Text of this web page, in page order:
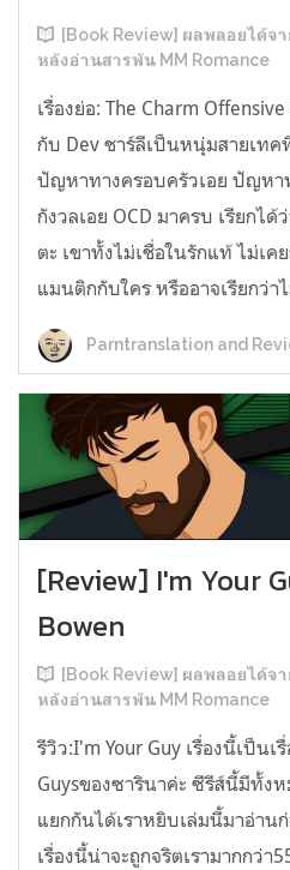
[Book Review] ผลพลอยได้จ
หลังอ่านสารพัน MM Romance
เรื่องย่อ: The Charm
กับ Dev ชาร์ลีเป็นหนุ่มสายเทค
ปัญหาทางครอบครัวเอย ปัญหา
กังวลเอย OCD มาครบ เรียกไ
ตะ เขาทั้งไม่เชื่อในรักแท้ ไม่เ
แมนติกกับใคร หรืออาจเรียกว่า
Parntranslation and
[Review] I'm Your
Bowen
[Book Review] ผลพลอยได้จ
หลังอ่านสารพัน MM Romance
รีวิว:I'm Your Guy เรื่องนี้เป็นเ
Guysของซารินาค่ะ ซีรีส์นี้มีทั้ง
แยกกันได้เราหยิบเล่มนี้มาอ่าน
เรื่องนี้น่าจะถูกจริตเรามากกว่า